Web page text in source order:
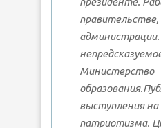
правительстве,
Министерство
выступления
патриотизма.